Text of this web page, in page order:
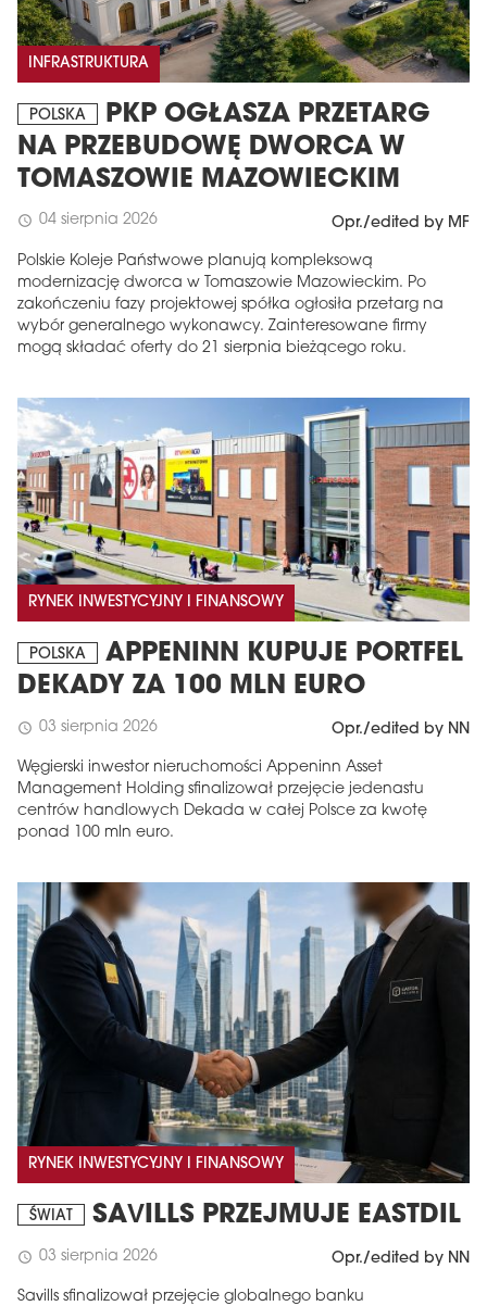
INFRASTRUKTURA
POLSKA
PKP OGŁASZA PRZETARG
NA PRZEBUDOWĘ DWORCA W
TOMASZOWIE MAZOWIECKIM
schedule 04 sierpnia 2026 Opr./edited by MF
Polskie Koleje Państwowe planują kompleksową
modernizację dworca w Tomaszowie Mazowieckim. Po
zakończeniu fazy projektowej spółka ogłosiła przetarg na
wybór generalnego wykonawcy. Zainteresowane firmy
mogą składać oferty do 21 sierpnia bieżącego roku.
RYNEK INWESTYCYJNY I FINANSOWY
POLSKA
APPENINN KUPUJE PORTFEL
DEKADY ZA 100 MLN EURO
schedule 03 sierpnia 2026 Opr./edited by NN
Węgierski inwestor nieruchomości Appeninn Asset
Management Holding sfinalizował przejęcie jedenastu
centrów handlowych Dekada w całej Polsce za kwotę
ponad 100 mln euro.
RYNEK INWESTYCYJNY I FINANSOWY
ŚWIAT SAVILLS PRZEJMUJE EASTDIL
schedule 03 sierpnia 2026 Opr./edited by NN
Savills sfinalizował przejęcie globalnego banku